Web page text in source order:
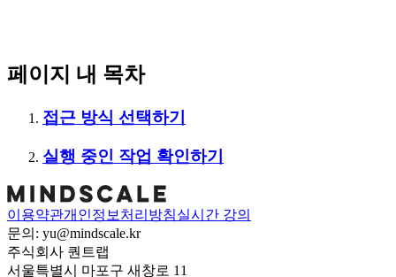
페이지 내 목차
접근 방식 선택하기
실행 중인 작업 확인하기
이용약관개인정보처리방침실시간 강의
문의: yu@mindscale.kr
주식회사 퀀트랩
서울특별시 마포구 새창로 11